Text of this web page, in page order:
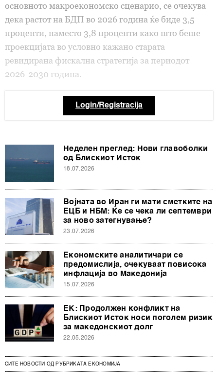
основното макроекономско сценарио, се очекува
дека растот на БДП во 2026 година ќе биде 3,5
проценти, наместо 3,8 проценти како што беше
проекцијата во условно кажано старата
ревидирана фискална стратегија за периодот
2026-2030 година.
Login/Registracija
Неделен преглед: Нови главоболки
од Блискиот Исток
18.07.2026
Војната во Иран ги мати сметките на
ЕЦБ и НБМ: Ќе се чека ли септември
за ново затегнување?
23.07.2026
Економските аналитичари се
предомислија, очекуваат повисока
инфлација во Македонија
15.07.2026
ЕК: Продолжен конфликт на
Блискиот Исток носи поголем ризик
за македонскиот долг
22.05.2026
СИТЕ НОВОСТИ ОД РУБРИКАТА ЕКОНОМИЈА